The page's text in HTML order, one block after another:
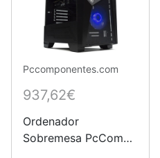
Pccomponentes.com
937,62€
Ordenador
Sobremesa PcCom